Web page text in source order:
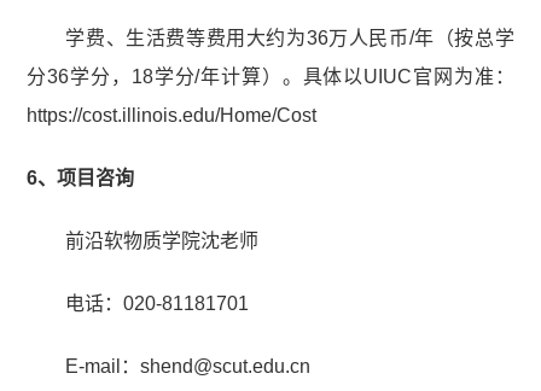
学费、生活费等费用大约为36万人民币/年（按总学
分36学分，18学分/年计算）。具体以UIUC官网为准：
https://cost.illinois.edu/Home/Cost
6、项目咨询
前沿软物质学院沈老师
电话：020-81181701
E-mail：shend@scut.edu.cn